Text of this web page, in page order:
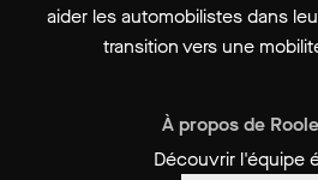
aider les automobilistes dans
transition vers une
À propos de
Découvrir l'équipe